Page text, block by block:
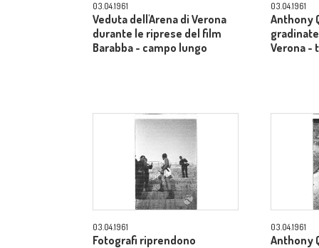
03.04.1961
Veduta dell'Arena di Verona
durante le riprese del film
Barabba - campo lungo
03.04.1961
Anthony
Verona -
03.04.1961
Fotografi riprendono
03.04.1961
Anthony